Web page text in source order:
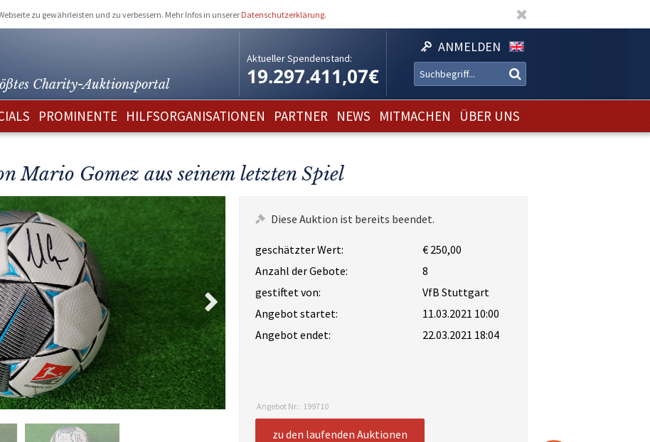
zu gewährleisten und zu verbessern. Mehr Infos in unserer Datenschutzerklärung.
Charity-Auktionsportal
Aktueller Spendenstand:
19.297.411,07€
ANMELDEN
PROMINENTE HILFSORGANISATIONEN PARTNER NEWS MITMACHEN ÜBER UNS
Mario Gomez aus seinem letzten Spiel
Diese Auktion ist bereits beendet.
geschätzter Wert:
€ 250,00
Anzahl der Gebote:
8
gestiftet von:
VfB Stuttgart
Angebot startet:
11.03.2021 10:00
Angebot endet:
22.03.2021 18:04
Angebot Nr.: 199710
zu den laufenden Auktionen